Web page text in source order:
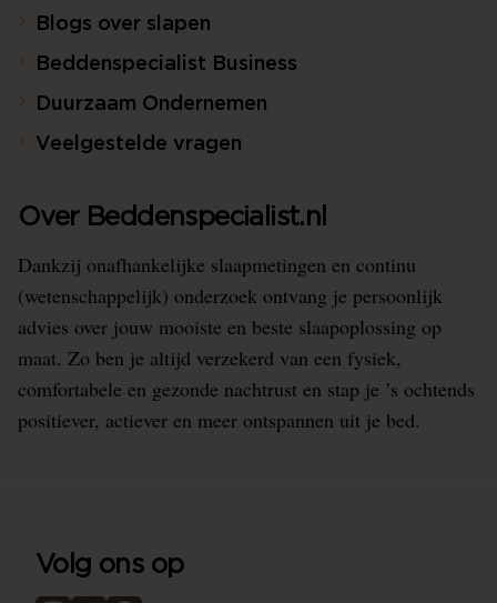
Blogs over slapen
Beddenspecialist Business
Duurzaam Ondernemen
Veelgestelde vragen
Over Beddenspecialist.nl
Dankzij onafhankelijke slaapmetingen en continu
(wetenschappelijk) onderzoek ontvang je persoonlijk
advies over jouw mooiste en beste slaapoplossing op
maat. Zo ben je altijd verzekerd van een fysiek,
comfortabele en gezonde nachtrust en stap je ’s ochtends
positiever, actiever en meer ontspannen uit je bed.
Volg ons op